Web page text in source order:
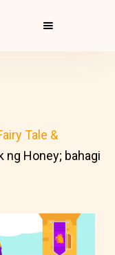
Tale &
ng Honey; bahagi